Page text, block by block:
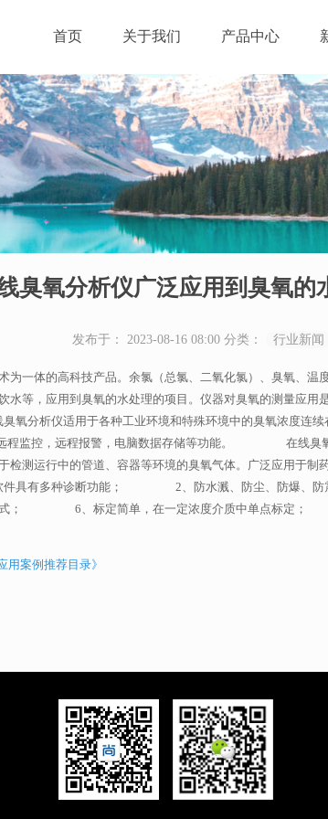
首页 关于我们 产品中心
臭氧分析仪广泛应用到臭氧的
发布于： 2023-08-16 08:00 分类： 行业新闻
一体的高科技产品。余氯（总氯、二氧化氯）、臭氧、
等，应用到臭氧的水处理的项目。仪器对臭氧的测量应
仪适用于各种工业环境和特殊环境中的臭氧浓度连续
远程监控，远程报警，电脑数据存储等功能。 在线臭氧
测运行中的管道、容器等环境的臭氧气体。广泛应用于
种诊断功能； 2、防水溅、防尘、防爆、防震
标定简单，在一定浓度介质中单点标定； 7、
案例推荐目录》